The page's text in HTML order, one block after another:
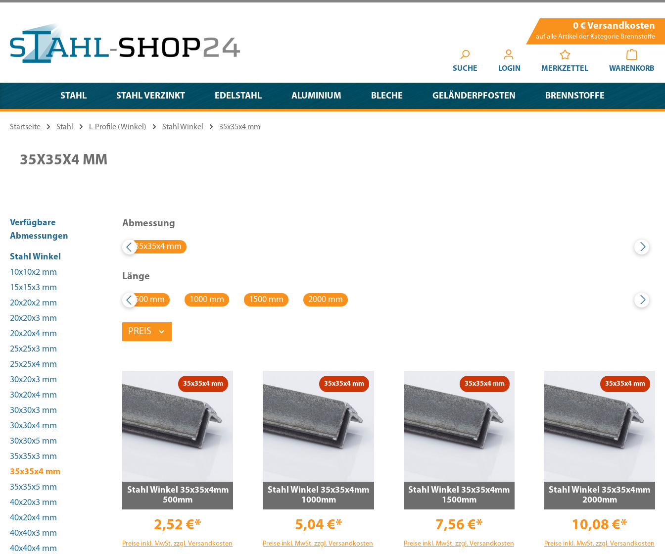
0 € Versandkosten
auf alle Artikel der Kategorie Brennstoffe
SUCHE LOGIN MERKZETTEL WARENKORB
STAHL STAHL VERZINKT EDELSTAHL ALUMINIUM BLECHE GELÄNDERPFOSTEN BRENNSTOFFE
Startseite Stahl L-Profile (Winkel) Stahl Winkel 35x35x4 mm
35X35X4 MM
Verfügbare
Abmessungen
Stahl Winkel
10x10x2 mm
15x15x3 mm
20x20x2 mm
20x20x3 mm
20x20x4 mm
25x25x3 mm
25x25x4 mm
30x20x3 mm
30x20x4 mm
30x30x3 mm
30x30x4 mm
30x30x5 mm
35x35x3 mm
35x35x4 mm
35x35x5 mm
40x20x3 mm
40x20x4 mm
40x40x3 mm
40x40x4 mm
Abmessung
35x35x4 mm
Länge
500 mm 1000 mm 1500 mm 2000 mm
PREIS
35x35x4 mm
Stahl Winkel 35x35x4mm
500mm
2,52 €*
Preise inkl. MwSt. zzgl. Versandkosten
35x35x4 mm
Stahl Winkel 35x35x4mm
1000mm
5,04 €*
Preise inkl. MwSt. zzgl. Versandkosten
35x35x4 mm
Stahl Winkel 35x35x4mm
1500mm
7,56 €*
Preise inkl. MwSt. zzgl. Versandkosten
35x35x4 mm
Stahl Winkel 35x35x4mm
2000mm
10,08 €*
Preise inkl. MwSt. zzgl. Versandkosten